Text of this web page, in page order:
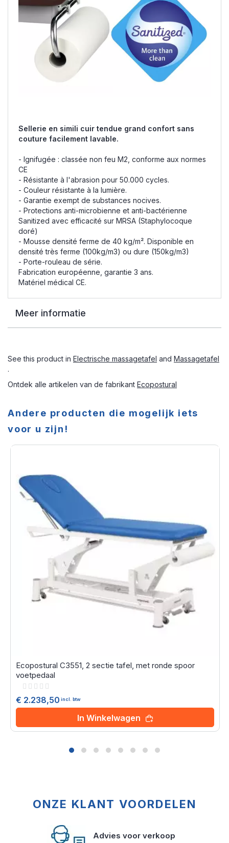
Sellerie en simili cuir tendue grand confort sans
couture facilement lavable.
- Ignifugée : classée non feu M2, conforme aux normes
CE
- Résistante à l'abrasion pour 50.000 cycles.
- Couleur résistante à la lumière.
- Garantie exempt de substances nocives.
- Protections anti-microbienne et anti-bactérienne
Sanitized avec efficacité sur MRSA (Staphylocoque
doré)
- Mousse densité ferme de 40 kg/m². Disponible en
densité très ferme (100kg/m3) ou dure (150kg/m3)
- Porte-rouleau de série.
Fabrication européenne, garantie 3 ans.
Matériel médical CE.
Meer informatie
See this product in Electrische massagetafel and Massagetafel
.
Ontdek alle artikelen van de fabrikant Ecopostural
Andere producten die mogelijk iets
voor u zijn!
Ecopostural C3551, 2 sectie tafel, met ronde spoor
voetpedaal
Rating:
€ 2.238,50 incl. btw
In Winkelwagen
ONZE KLANT VOORDELEN
Advies voor verkoop